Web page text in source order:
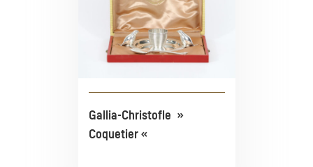
Gallia-Christofle »
Coquetier «